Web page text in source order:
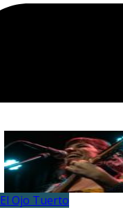
El Ojo Tuerto